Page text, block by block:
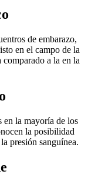
de embarazo,
en el campo de la
a la en la
en la mayoría de los
la posibilidad
presión sanguínea.